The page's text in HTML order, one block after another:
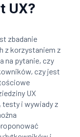
UX?
zbadanie
z korzystaniem z
na pytanie, czy
czy jest
UX
testy i wywiady z